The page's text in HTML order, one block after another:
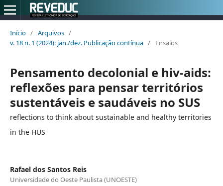
Início / Arquivos /
v. 18 n. 1 (2024): jan./dez. Publicação contínua / Ensaios
Pensamento decolonial e hiv-aids:
reflexões para pensar territórios
sustentáveis e saudáveis no SUS
reflections to think about sustainable and healthy territories
in the HUS
Rafael dos Santos Reis
Universidade do Oeste Paulista (UNOESTE)